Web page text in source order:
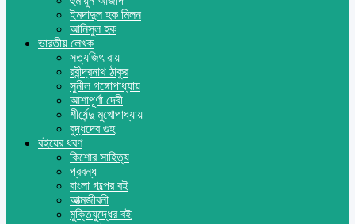
ইমদাদুল হক মিলন
আনিসুল হক
ভারতীয় লেখক
সত্যজিৎ রায়
রবীন্দ্রনাথ ঠাকুর
সুনীল গঙ্গোপাধ্যায়
আশাপূর্ণা দেবী
শীর্ষেন্দু মুখোপাধ্যায়
বুদ্ধদেব গুহ
বইয়ের ধরণ
কিশোর সাহিত্য
প্রবন্ধ
বাংলা গল্পের বই
আত্মজীবনী
মুক্তিযুদ্ধের বই